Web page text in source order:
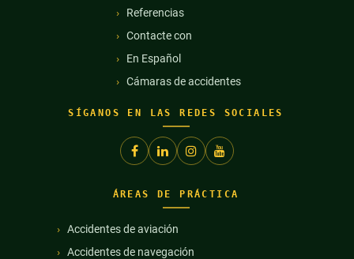
Referencias
Contacte con
En Español
Cámaras de accidentes
SÍGANOS EN LAS REDES SOCIALES
ÁREAS DE PRÁCTICA
Accidentes de aviación
Accidentes de navegación